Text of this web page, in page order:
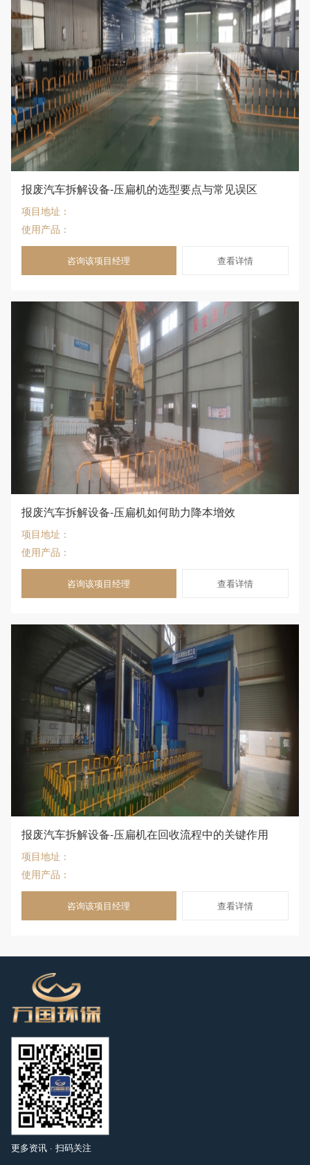
报废汽车拆解设备-压扁机的选型要点与常见误区
项目地址：
使用产品：
咨询该项目经理 查看详情
报废汽车拆解设备-压扁机如何助力降本增效
项目地址：
使用产品：
咨询该项目经理 查看详情
报废汽车拆解设备-压扁机在回收流程中的关键作用
项目地址：
使用产品：
咨询该项目经理 查看详情
更多资讯 · 扫码关注